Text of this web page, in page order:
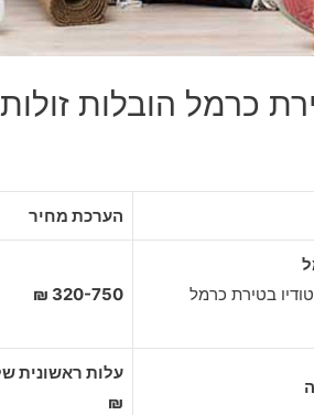
כרמל הובלות זולות
הערכת מחיר
בטירת כרמל
320-750 ₪
₪